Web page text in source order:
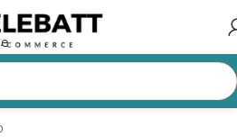
AH/Ah 90